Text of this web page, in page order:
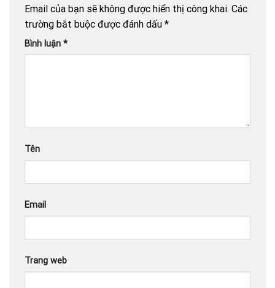
Email của bạn sẽ không được hiển thị công khai. Các
trường bắt buộc được đánh dấu *
Bình luận *
Tên
Email
Trang web